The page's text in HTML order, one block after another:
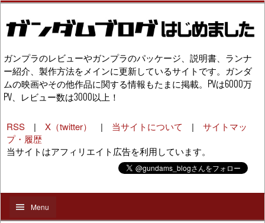
ガンプラのレビューやガンプラのパッケージ、説明書、ランナ
ー紹介、製作方法をメインに更新しているサイトです。ガンダ
ムの映画やその他作品に関する情報もたまに掲載。PVは6000万
PV、レビュー数は3000以上！
RSS | X（twitter） | 当サイトについて | サイトマッ
プ・履歴
当サイトはアフィリエイト広告を利用しています。
Menu